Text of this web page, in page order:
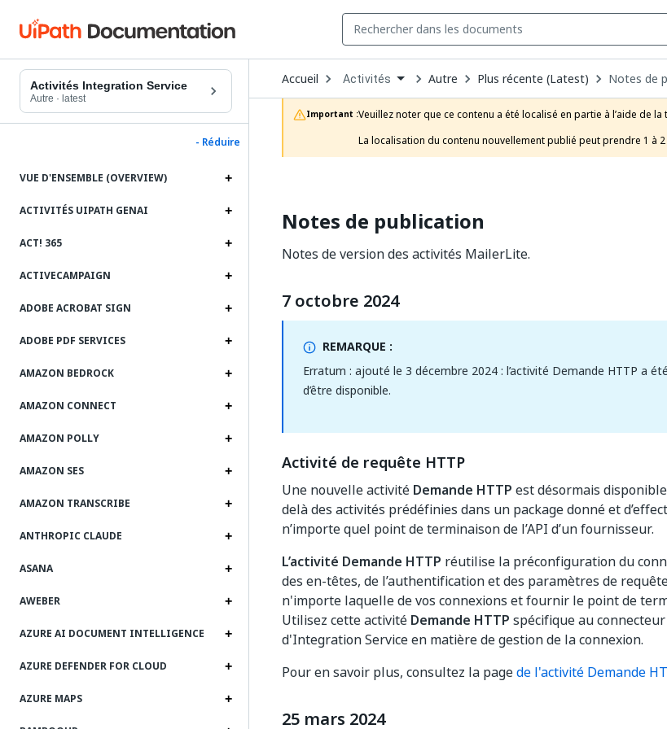
Activités Integration Service
Autre · latest
- Réduire
VUE D'ENSEMBLE (OVERVIEW)
ACTIVITÉS UIPATH GENAI
ACT! 365
ACTIVECAMPAIGN
ADOBE ACROBAT SIGN
ADOBE PDF SERVICES
AMAZON BEDROCK
AMAZON CONNECT
AMAZON POLLY
AMAZON SES
AMAZON TRANSCRIBE
ANTHROPIC CLAUDE
ASANA
AWEBER
AZURE AI DOCUMENT INTELLIGENCE
AZURE DEFENDER FOR CLOUD
AZURE MAPS
Accueil Open
Dropdown
to
choose
product
Activités Autre Plus récente (Latest) Notes de
Important :Veuillez noter que ce contenu a été localisé en partie à l’aide de
La localisation du contenu nouvellement publié peut prendre 1 à
Notes de publication
Notes de version des activités MailerLite.
7 octobre 2024
REMARQUE :
Erratum : ajouté le 3 décembre 2024 : l’activité Demande HTTP a
d’être disponible.
Activité de requête HTTP
Une nouvelle activité Demande HTTP est désormais
delà des activités prédéfinies dans un package donné et
n’importe quel point de terminaison de l’API d’un fournisseur.
L’activité Demande HTTP réutilise la préconfiguration du
des en-têtes, de l’authentification et des paramètres de
n'importe laquelle de vos connexions et fournir le point de
Utilisez cette activité Demande HTTP spécifique au
d'Integration Service en matière de gestion de la connexion.
Pour en savoir plus, consultez la pagede l'activité Demande
25 mars 2024